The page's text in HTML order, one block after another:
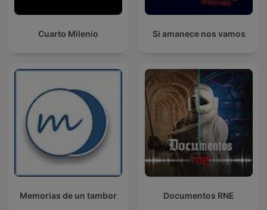
Cuarto Milenio Si amanece nos vamos
Memorias de un tambor Documentos RNE